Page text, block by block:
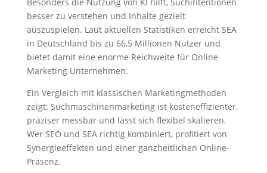
besser zu verstehen und Inhalte gezielt
auszuspielen. Laut aktuellen Statistiken erreicht SEA
in Deutschland bis zu 66,5 Millionen Nutzer und
bietet damit eine enorme Reichweite für Online
Marketing Unternehmen.
Ein Vergleich mit klassischen Marketingmethoden
zeigt: Suchmaschinenmarketing ist kosteneffizienter,
präziser messbar und lässt sich flexibel skalieren.
Wer SEO und SEA richtig kombiniert, profitiert von
Synergieeffekten und einer ganzheitlichen Online-
Präsenz.